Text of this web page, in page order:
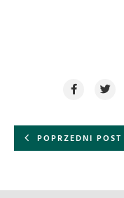
POPRZEDNI POST